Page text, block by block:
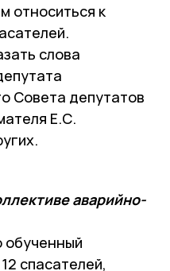
относиться к
слова
Совета депутатов
Е.С.
аварийно-
обученный
спасателей,